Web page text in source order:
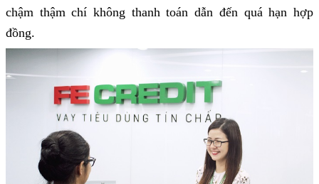
chậm thậm chí không thanh toán dẫn đến quá hạn hợp
đồng.